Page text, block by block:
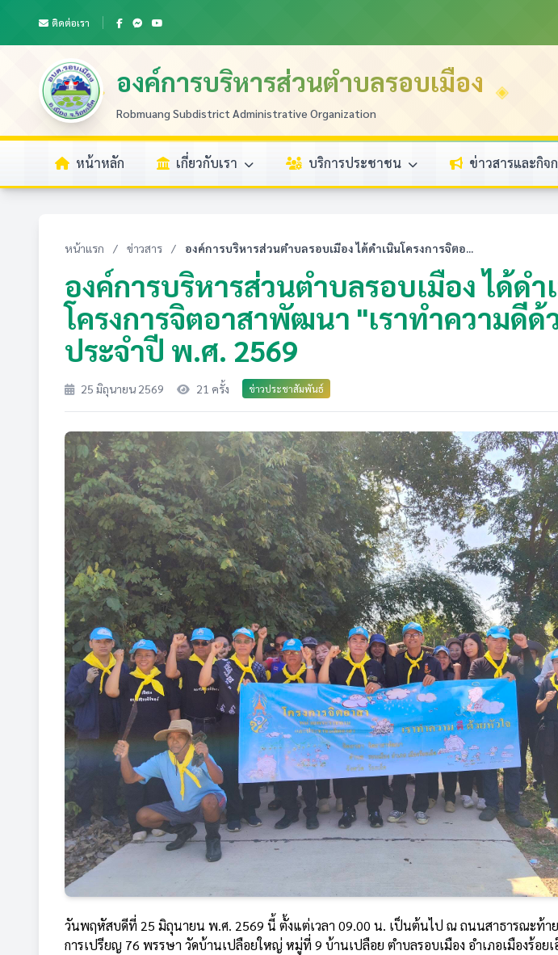
ติดต่อเรา
องค์การบริหารส่วนตำบลรอบเมือง
Robmuang Subdistrict Administrative Organization
หน้าหลัก เกี่ยวกับเรา บริการประชาชน ข่าวสารและกิจ
หน้าแรก / ข่าวสาร / องค์การบริหารส่วนตำบลรอบเมือง ได้ดำเนินโครงการจิตอ...
องค์การบริหารส่วนตำบลรอบเมือง ได้ดำ
โครงการจิตอาสาพัฒนา "เราทำความดีด้
ประจำปี พ.ศ. 2569
25 มิถุนายน 2569 21 ครั้ง ข่าวประชาสัมพันธ์
วันพฤหัสบดีที่ 25 มิถุนายน พ.ศ. 2569 นี้ ตั้งแต่เวลา 09.00 น. เป็นต้นไป ณ ถนนสาธารณะท้า
การเปรียญ 76 พรรษา วัดบ้านเปลือยใหญ่ หมู่ที่ 9 บ้านเปลือย ตำบลรอบเมือง อำเภอเมืองร้อยเ